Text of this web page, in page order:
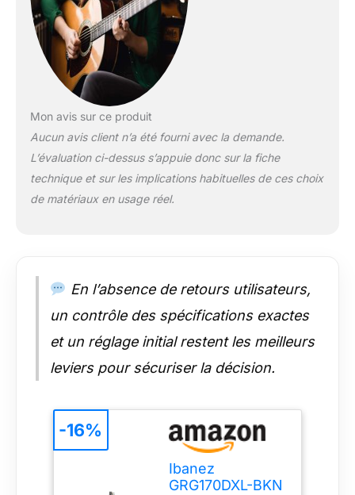
Mon avis sur ce produit
Aucun avis client n’a été fourni avec la demande.
L’évaluation ci-dessus s’appuie donc sur la fiche
technique et sur les implications habituelles de ces choix
de matériaux en usage réel.
En l’absence de retours utilisateurs,
un contrôle des spécifications exactes
et un réglage initial restent les meilleurs
leviers pour sécuriser la décision.
Ibanez
GRG170DXL-BKN
-16%